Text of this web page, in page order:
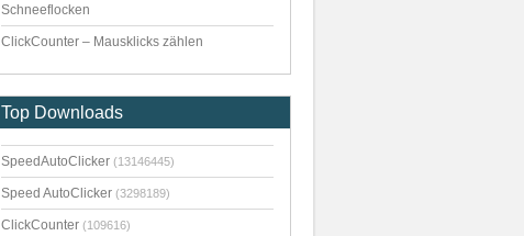
Schneeflocken
ClickCounter – Mausklicks zählen
Top Downloads
SpeedAutoClicker (13146445)
Speed AutoClicker (3298189)
ClickCounter (109616)